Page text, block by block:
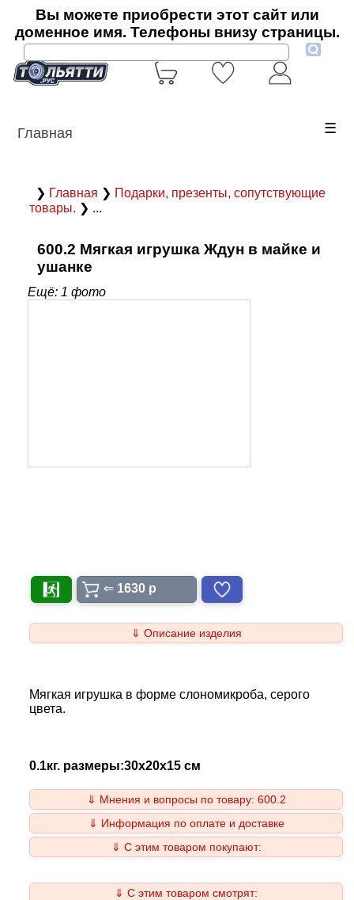
Вы можете приобрести этот сайт или
доменное имя. Телефоны внизу страницы.
Главная ☰
❯ Главная ❯ Подарки, презенты, сопутствующие
товары. ❯ ...
600.2 Мягкая игрушка Ждун в майке и
ушанке
Ещё: 1 фото
⇐ 1630 p
⇓ Описание изделия
Мягкая игрушка в форме слономикроба, серого
цвета.
0.1кг. размеры:30x20x15 см
⇓ Мнения и вопросы по товару: 600.2
⇓ Информация по оплате и доставке
⇓ С этим товаром покупают:
⇓ С этим товаром смотрят: